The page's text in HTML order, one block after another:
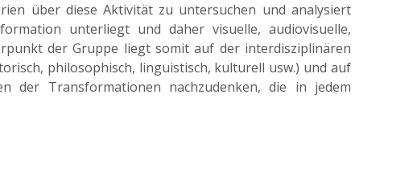
über diese Aktivität zu untersuchen und analysiert
unterliegt und daher visuelle, audiovisuelle,
der Gruppe liegt somit auf der interdisziplinären
philosophisch, linguistisch, kulturell usw.) und auf
der Transformationen nachzudenken, die in jedem